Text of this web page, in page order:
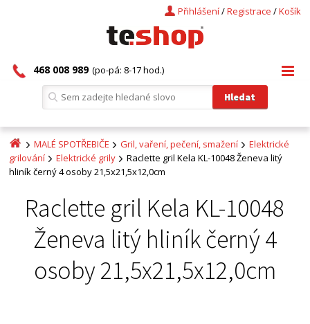
Košík
/
Registrace
/
Přihlášení
468 008 989 (po-pá: 8-17 hod.)
MALÉ SPOTŘEBIČE Gril, vaření, pečení, smažení
Elektrické
grilování
Elektrické grily
Raclette gril Kela KL-10048 Ženeva litý
hliník černý 4 osoby 21,5x21,5x12,0cm
Raclette gril Kela KL-10048
Ženeva litý hliník černý 4
osoby 21,5x21,5x12,0cm